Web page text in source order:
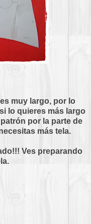
muy largo, por lo
lo quieres más largo
por la parte de
más tela.
Ves preparando